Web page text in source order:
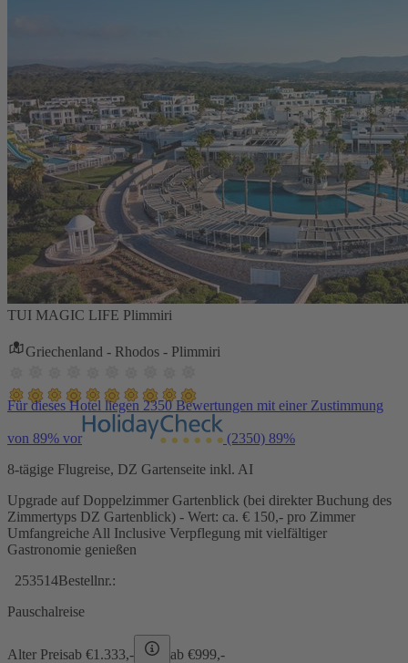
TUI MAGIC LIFE Plimmiri
Griechenland - Rhodos - Plimmiri
Für dieses Hotel liegen 2350 Bewertungen mit einer Zustimmung
von 89% vor (2350) 89%
8-tägige Flugreise, DZ Gartenseite inkl. AI
Upgrade auf Doppelzimmer Gartenblick (bei direkter Buchung des
Zimmertyps DZ Gartenblick) - Wert: ca. € 150,- pro Zimmer
Umfangreiche All Inclusive Verpflegung mit vielfältiger
Gastronomie genießen
253514Bestellnr.:
Pauschalreise
Alter Preisab €1.333,- ab €999,-